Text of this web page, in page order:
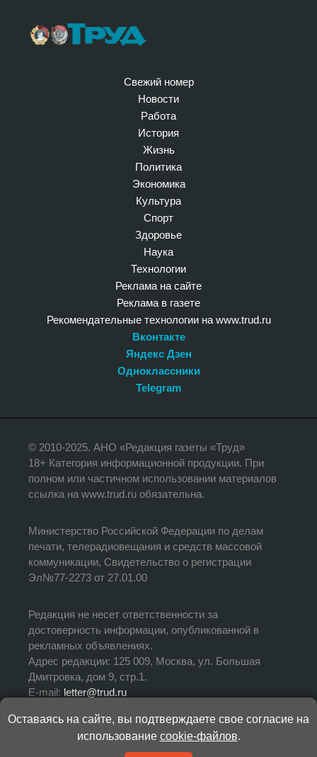
Свежий номер
Новости
Работа
История
Жизнь
Политика
Экономика
Культура
Спорт
Здоровье
Наука
Технологии
Реклама на сайте
Реклама в газете
Рекомендательные технологии на www.trud.ru
Вконтакте
Яндекс Дзен
Одноклассники
Telegram
© 2010-2025. АНО «Редакция газеты «Труд»
18+ Категория информационной продукции. При
полном или частичном использовании материалов
ссылка на www.trud.ru обязательна.
Министерство Российской Федерации по делам
печати, телерадиовещания и средств массовой
коммуникации, Свидетельство о регистрации
Эл№77-2273 от 27.01.00
Редакция не несет ответственности за
достоверность информации, опубликованной в
рекламных объявлениях.
Адрес редакции: 125 009, Москва, ул. Большая
Дмитровка, дом 9, стр.1.
E-mail: letter@trud.ru
УЧРЕДИТЕЛЬ: АНО «Редакция газеты «Труд»
ИЗДАТЕЛЬ: АНО «Редакция газеты «Труд»
Оставаясь на сайте, вы подтверждаете свое согласие на
использование cookie-файлов.